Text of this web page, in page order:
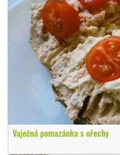
Vaječná pomazánka s ořechy